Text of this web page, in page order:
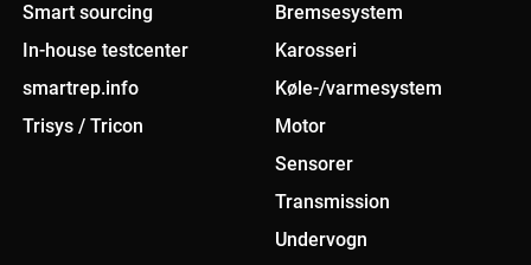
Smart sourcing
In-house testcenter
smartrep.info
Trisys / Tricon
Bremsesystem
Karosseri
Køle-/varmesystem
Motor
Sensorer
Transmission
Undervogn